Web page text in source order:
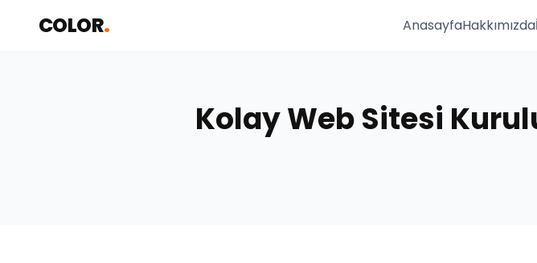
COLOR. AnasayfaHakkımızda
Kolay Web Sitesi